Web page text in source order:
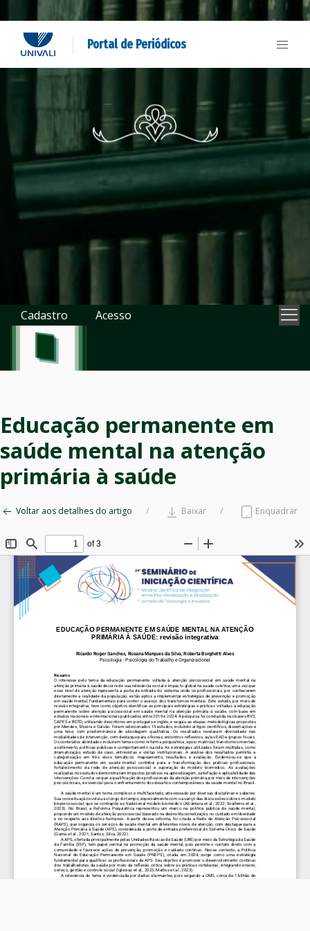
Portal de Periódicos
Cadastro Acesso
Educação permanente em
saúde mental na atenção
primária à saúde
Voltar aos detalhes do artigo Baixar Enquadrar